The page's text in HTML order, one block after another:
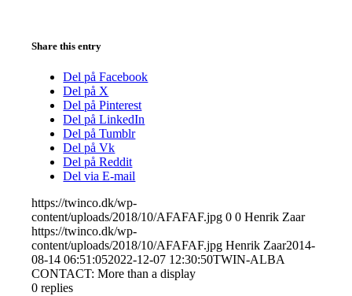
Share this entry
Del på Facebook
Del på X
Del på Pinterest
Del på LinkedIn
Del på Tumblr
Del på Vk
Del på Reddit
Del via E-mail
https://twinco.dk/wp-
content/uploads/2018/10/AFAFAF.jpg 0 0 Henrik Zaar
https://twinco.dk/wp-
content/uploads/2018/10/AFAFAF.jpg Henrik Zaar2014-
08-14 06:51:052022-12-07 12:30:50TWIN-ALBA
CONTACT: More than a display
0 replies